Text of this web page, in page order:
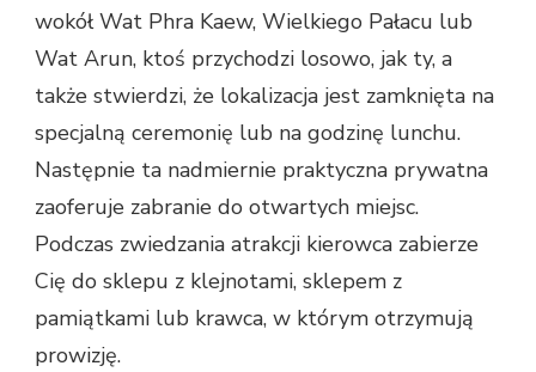
wokół Wat Phra Kaew, Wielkiego Pałacu lub
Wat Arun, ktoś przychodzi losowo, jak ty, a
także stwierdzi, że lokalizacja jest zamknięta na
specjalną ceremonię lub na godzinę lunchu.
Następnie ta nadmiernie praktyczna prywatna
zaoferuje zabranie do otwartych miejsc.
Podczas zwiedzania atrakcji kierowca zabierze
Cię do sklepu z klejnotami, sklepem z
pamiątkami lub krawca, w którym otrzymują
prowizję.